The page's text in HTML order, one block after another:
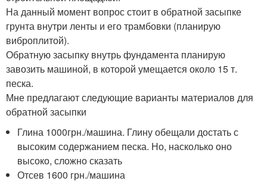
На данный момент вопрос стоит в обратной засыпке
грунта внутри ленты и его трамбовки (планирую
виброплитой).
Обратную засыпку внутрь фундамента планирую
завозить машиной, в которой умещается около 15 т.
песка.
Мне предлагают следующие варианты материалов для
обратной засыпки
Глина 1000грн./машина. Глину обещали достать с
высоким содержанием песка. Но, насколько оно
высоко, сложно сказать
Отсев 1600 грн./машина